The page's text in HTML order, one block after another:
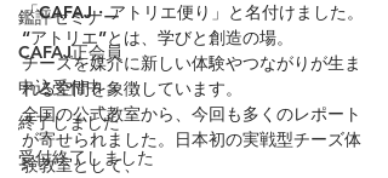
鑑評セミナー
CAFAJ正会員
申込受付中
終了しました
受付終了しました
「CAFAJ・アトリエ便り」と名付けました。
“アトリエ”とは、学びと創造の場。
チーズを媒介に新しい体験やつながりが生ま
れる空間を象徴しています。
全国の公式教室から、今回も多くのレポート
が寄せられました。日本初の実戦型チーズ体
験教室として、